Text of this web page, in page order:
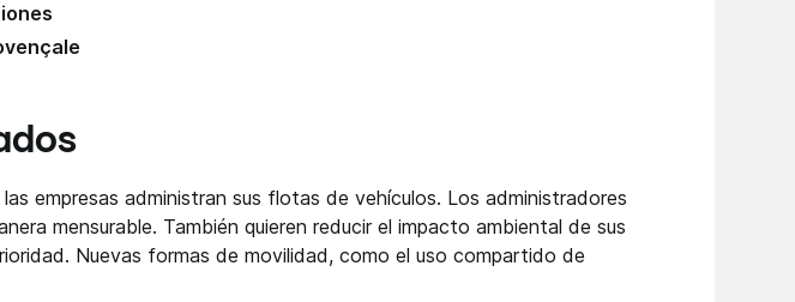
empresas administran sus flotas de vehículos. Los administradores
mensurable. También quieren reducir el impacto ambiental de sus
Nuevas formas de movilidad, como el uso compartido de